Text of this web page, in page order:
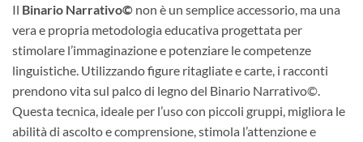
Il Binario Narrativo© non è un semplice accessorio, ma una
vera e propria metodologia educativa progettata per
stimolare l’immaginazione e potenziare le competenze
linguistiche. Utilizzando figure ritagliate e carte, i racconti
prendono vita sul palco di legno del Binario Narrativo©.
Questa tecnica, ideale per l’uso con piccoli gruppi, migliora le
abilità di ascolto e comprensione, stimola l’attenzione e